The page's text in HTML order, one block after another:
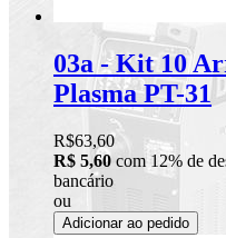
03a - Kit 10
Plasma PT-31
R$63,60
R$ 5,60 com 12% de
bancário
ou
Adicionar ao pedido